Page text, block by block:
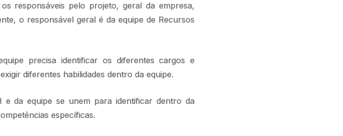
responsáveis pelo projeto, geral da empresa,
o responsável geral é da equipe de Recursos
precisa identificar os diferentes cargos e
diferentes habilidades dentro da equipe.
e da equipe se unem para identificar dentro da
específicas.